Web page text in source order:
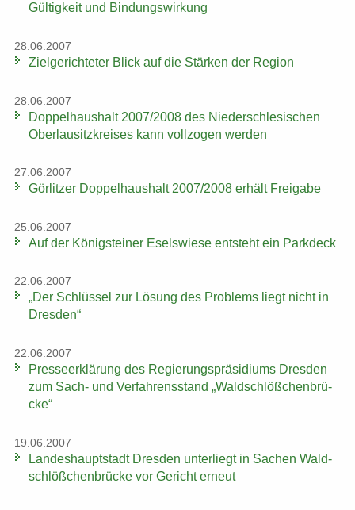
Gül­tig­keit und Bin­dungs­wir­kung
28.06.2007
Ziel­ge­rich­te­ter Blick auf die Stär­ken der Re­gi­on
28.06.2007
Dop­pel­haus­halt 2007/2008 des Nie­der­schle­si­schen
Ober­lau­sitz­krei­ses kann voll­zo­gen wer­den
27.06.2007
Gör­lit­zer Dop­pel­haus­halt 2007/2008 er­hält Frei­ga­be
25.06.2007
Auf der Kö­nig­stei­ner Esels­wie­se ent­steht ein Park­deck
22.06.2007
„Der Schlüs­sel zur Lö­sung des Pro­blems liegt nicht in
Dres­den“
22.06.2007
Pres­se­er­klä­rung des Re­gie­rungs­prä­si­di­ums Dres­den
zum Sach- und Ver­fah­rens­stand „Wald­schlöß­chen­brü­
cke“
19.06.2007
Lan­des­haupt­stadt Dres­den un­ter­liegt in Sa­chen Wald­
schlöß­chen­brü­cke vor Ge­richt er­neut